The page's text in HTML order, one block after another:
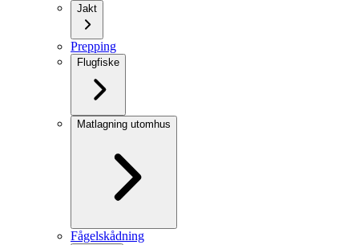
Jakt
Prepping
Flugfiske
Matlagning utomhus
Fågelskådning